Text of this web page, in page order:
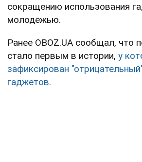
сокращению использования
молодежью.
Ранее OBOZ.UA сообщал, что
стало первым в истории, у
зафиксирован
гаджетов.